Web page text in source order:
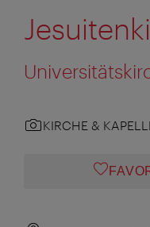
KIRCHE &